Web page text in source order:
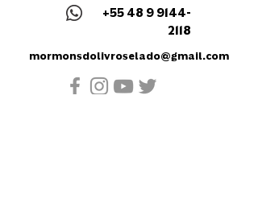
+55 48 9 9144-
2118
mormonsdolivroselado@gmail.com